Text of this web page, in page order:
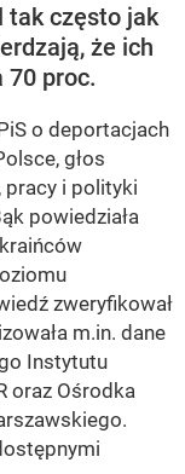
tak często jak
że ich
70 proc.
o deportacjach
głos
pracy i polityki
powiedziała
zweryfikował
m.in. dane
Instytutu
oraz Ośrodka